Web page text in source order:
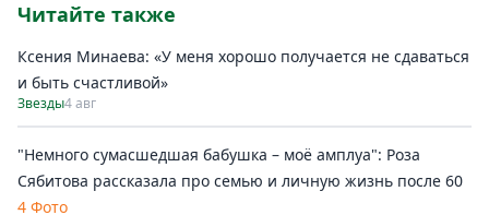
Читайте также
Ксения Минаева: «У меня хорошо получается не сдаваться
и быть счастливой»
Звезды4 авг
"Немного сумасшедшая бабушка – моё амплуа": Роза
Сябитова рассказала про семью и личную жизнь после 60
4 Фото